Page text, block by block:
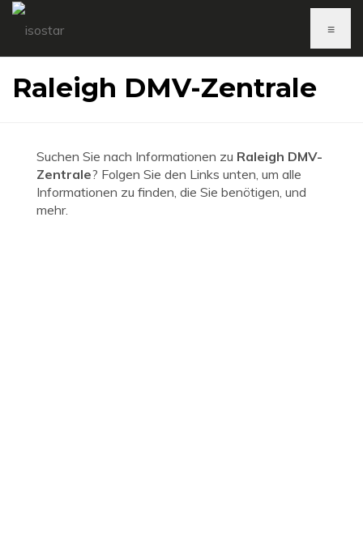
≡
Raleigh DMV-Zentrale
Suchen Sie nach Informationen zu Raleigh DMV-
Zentrale? Folgen Sie den Links unten, um alle
Informationen zu finden, die Sie benötigen, und
mehr.